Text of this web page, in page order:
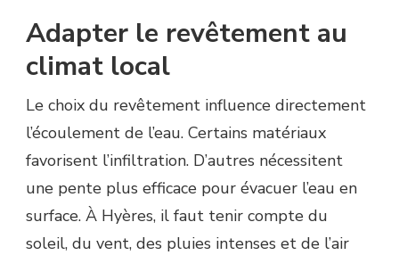
Adapter le revêtement au
climat local
Le choix du revêtement influence directement
l’écoulement de l’eau. Certains matériaux
favorisent l’infiltration. D’autres nécessitent
une pente plus efficace pour évacuer l’eau en
surface. À Hyères, il faut tenir compte du
soleil, du vent, des pluies intenses et de l’air